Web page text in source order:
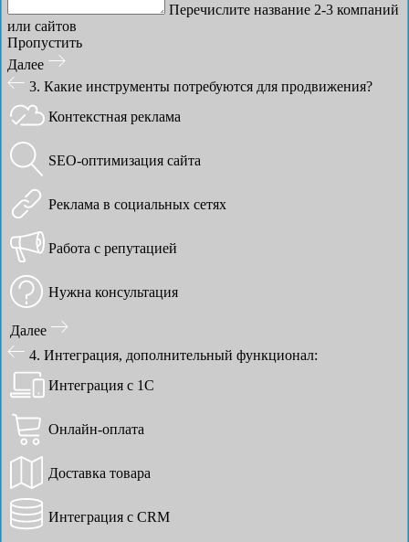
Перечислите название 2-3 компаний
или сайтов
Пропустить
Далее
3. Какие инструменты потребуются для продвижения?
Контекстная реклама
SEO-оптимизация сайта
Реклама в социальных сетях
Работа с репутацией
Нужна консультация
Далее
4. Интеграция, дополнительный функционал:
Интеграция с 1С
Онлайн-оплата
Доставка товара
Интеграция с CRM